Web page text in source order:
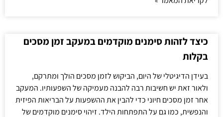
כיצד לזהות סימנים מוקדמים במעקב זמן מסכים
בקלות
בעידן הדיגיטלי של היום, הביקוש לזמן מסכים הולך ומתרקם,
ולאור זאת יש חשיבות רבה להבנה מעמיקה של השפעותיו. המעקב
אחר זמן מסכים חיוני כדי להבין את ההשפעות על הבריאות הפיזית
והנפשית, כמו גם על התפתחות הילד. זיהוי סימנים מוקדמים של